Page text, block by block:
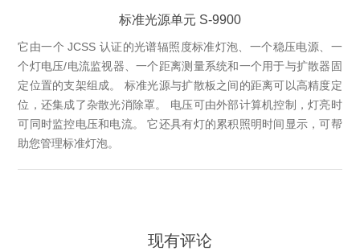
标准光源单元 S-9900
它由一个 JCSS 认证的光谱辐照度标准灯泡、一个稳压电源、一
个灯电压/电流监视器、一个距离测量系统和一个用于与扩散器固
定位置的支架组成。 标准光源与扩散板之间的距离可以高精度定
位，还集成了杂散光消除罩。 电压可由外部计算机控制，灯亮时
可同时监控电压和电流。 它还具有灯的累积照明时间显示，可帮
助您管理标准灯泡。
现有评论